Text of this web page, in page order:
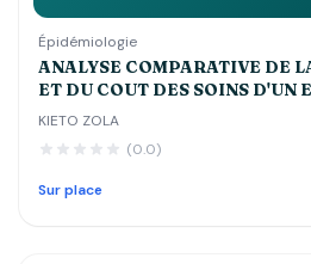
st JOSEPH, ESENGO ET
Épidémiologie
ANALYSE COMPARATIVE DE
ET DU COUT DES SOINS D'UN
PALUDISME SIMPLE CHEZ LES
JOSEPH, ESENGO ET DEBORAH
KIETO ZOLA
(0.0)
Sur place